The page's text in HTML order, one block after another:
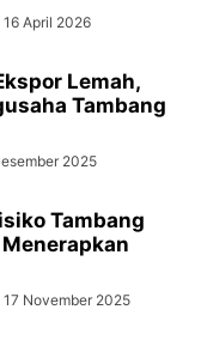
16 April 2026
Lemah,
Tambang
2025
Tambang
17 November 2025